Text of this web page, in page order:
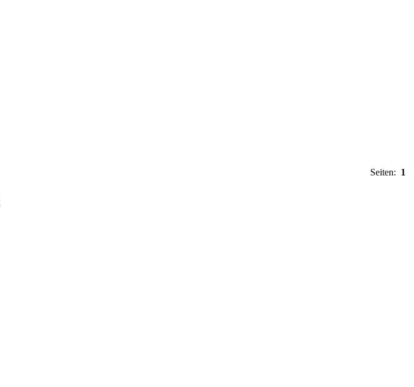
Seiten: 1